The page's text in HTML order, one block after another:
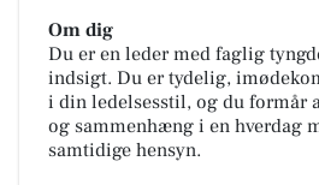
Om dig
Du er en leder med faglig
indsigt. Du er tydelig,
i din ledelsesstil, og du formår
og sammenhæng i en hverdag
samtidige hensyn.